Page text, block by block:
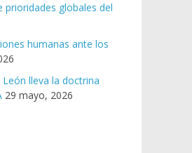
globales del
humanas ante los
lleva la doctrina
29 mayo, 2026